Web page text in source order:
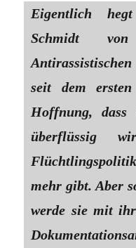
Eigentlich
Schmidt
seit dem
Hoffnung, dass
überflüssig
mehr gibt. Aber
werde sie mit